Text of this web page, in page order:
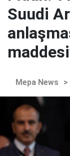
Suudi
Mepa News >